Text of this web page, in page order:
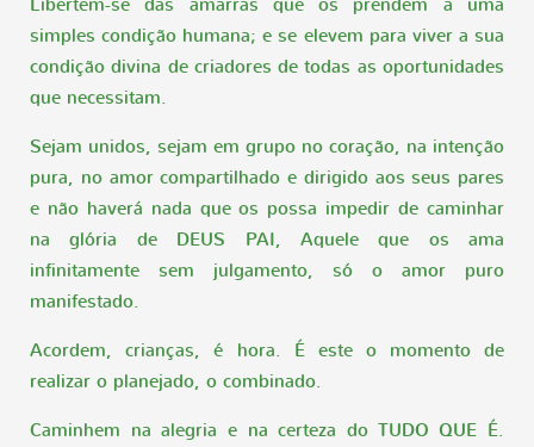
simples condição humana; e se elevem para viver a sua
condição divina de criadores de todas as oportunidades
que necessitam.
Sejam unidos, sejam em grupo no coração, na intenção
pura, no amor compartilhado e dirigido aos seus pares
e não haverá nada que os possa impedir de caminhar
na glória de DEUS PAI, Aquele que os ama
infinitamente sem julgamento, só o amor puro
manifestado.
Acordem, crianças, é hora. É este o momento de
realizar o planejado, o combinado.
Caminhem na alegria e na certeza do TUDO QUE É.